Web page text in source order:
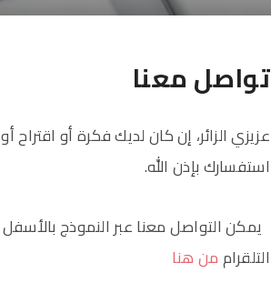
تواصل معنا
عزيزي الزائر، إن كان لديك فكرة أو
استفسارك بإذن الله.
يمكن التواصل معنا عبر النموذج
التلقراممن هنا